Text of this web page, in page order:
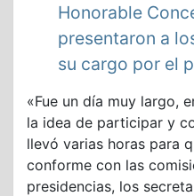
Honorable
presentaron a
su cargo por el
«Fue un día muy largo,
la idea de participar y
llevó varias horas para
conforme con las
presidencias, los